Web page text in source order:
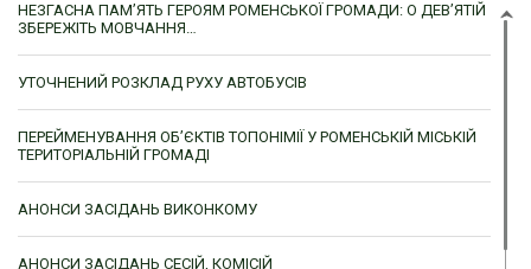
НЕЗГАСНА ПАМ’ЯТЬ ГЕРОЯМ РОМЕНСЬКОЇ ГРОМАДИ: О ДЕВ’ЯТІЙ
ЗБЕРЕЖІТЬ МОВЧАННЯ…
УТОЧНЕНИЙ РОЗКЛАД РУХУ АВТОБУСІВ
ПЕРЕЙМЕНУВАННЯ ОБ’ЄКТІВ ТОПОНІМІЇ У РОМЕНСЬКІЙ МІСЬКІЙ
ТЕРИТОРІАЛЬНІЙ ГРОМАДІ
АНОНСИ ЗАСІДАНЬ ВИКОНКОМУ
АНОНСИ ЗАСІДАНЬ СЕСІЙ, КОМІСІЙ